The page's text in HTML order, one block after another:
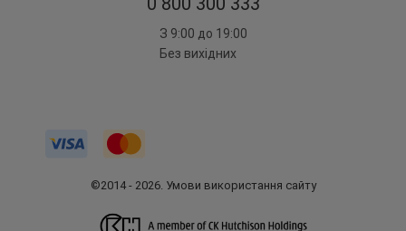
З 9:00 до 19:00
Без вихідних
©2014 - 2026. Умови використання сайту